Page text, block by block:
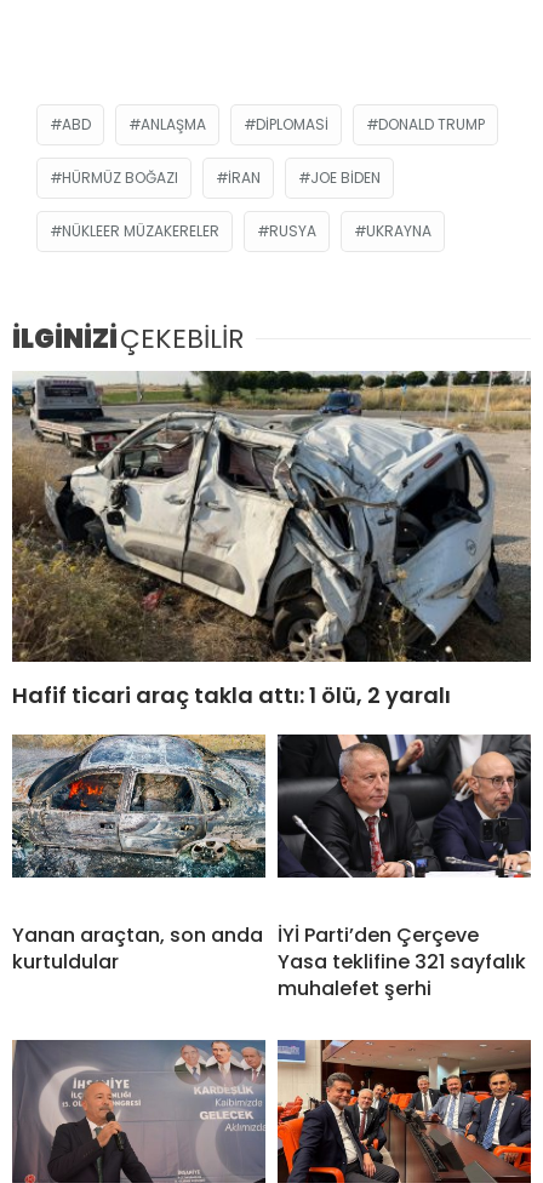
ABD ANLAŞMA DIPLOMASI DONALD TRUMP
HÜRMÜZ BOĞAZI İRAN JOE BIDEN
NÜKLEER MÜZAKERELER RUSYA UKRAYNA
İLGİNİZİÇEKEBİLİR
Hafif ticari araç takla attı: 1 ölü, 2 yaralı
Yanan araçtan, son anda
kurtuldular
İYİ Parti’den Çerçeve
Yasa teklifine 321 sayfalık
muhalefet şerhi